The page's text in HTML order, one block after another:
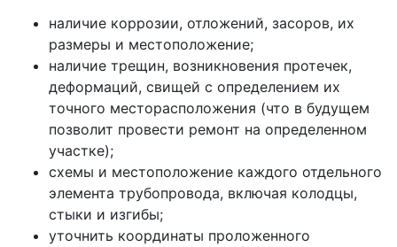
наличие коррозии, отложений, засоров, их
размеры и местоположение;
наличие трещин, возникновения протечек,
деформаций, свищей с определением их
точного месторасположения (что в будущем
позволит провести ремонт на определенном
участке);
схемы и местоположение каждого отдельного
элемента трубопровода, включая колодцы,
стыки и изгибы;
уточнить координаты проложенного